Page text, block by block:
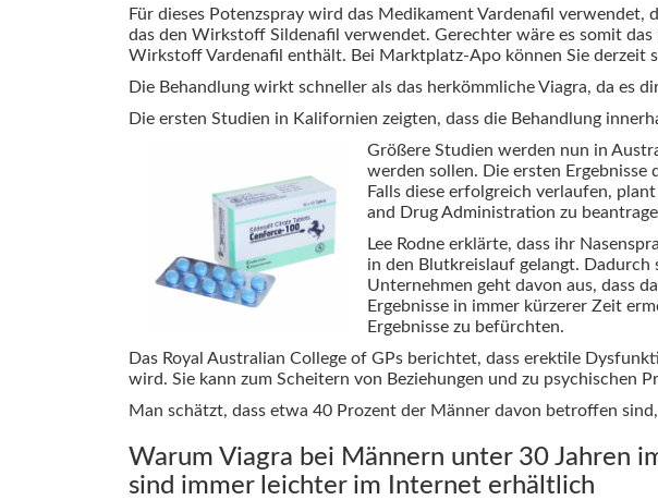
Für dieses Potenzspray wird das Medikament Vardenafil
das den Wirkstoff Sildenafil verwendet. Gerechter wäre es somit
Wirkstoff Vardenafil enthält. Bei Marktplatz-Apo können Sie derzeit
Die Behandlung wirkt schneller als das herkömmliche Viagra, da es
Die ersten Studien in Kalifornien zeigten, dass die Behandlung
Größere Studien werden nun in
werden sollen. Die ersten Ergebnisse
Falls diese erfolgreich verlaufen,
and Drug Administration zu
Lee Rodne erklärte, dass ihr
in den Blutkreislauf gelangt.
Unternehmen geht davon aus, dass
Ergebnisse in immer kürzerer Zeit
Ergebnisse zu befürchten.
Das Royal Australian College of GPs berichtet, dass erektile
wird. Sie kann zum Scheitern von Beziehungen und zu psychischen
Man schätzt, dass etwa 40 Prozent der Männer davon betroffen
Warum Viagra bei Männern unter 30 Jahren
sind immer leichter im Internet erhältlich